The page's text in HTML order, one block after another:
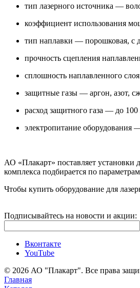
тип лазерного источника —
коэффициент использования
тип наплавки — порошковая, с
прочность сцепления
сплошность наплавленного
защитные газы — аргон, азот,
расход защитного газа — до
электропитание оборудования
АО «Плакарт» поставляет установки
комплекса подбирается по
Чтобы купить оборудование для
Подписывайтесь на новости и акции:
Вконтакте
YouTube
© 2026 АО "Плакарт". Все права
Главная